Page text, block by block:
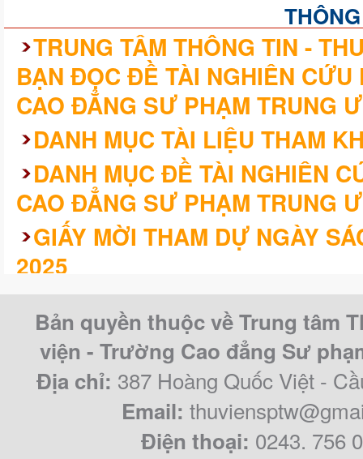
TRUNG TÂM THÔNG TIN -
BẠN ĐỌC ĐỀ TÀI NGHIÊN
CAO ĐẲNG SƯ PHẠM TRUNG
DANH MỤC TÀI LIỆU THAM
DANH MỤC ĐỀ TÀI NGHIÊN
CAO ĐẲNG SƯ PHẠM TRUNG
GIẤY MỜI THAM DỰ NGÀY
2025
CAO ĐẲNG SƯ PHẠM TRUNG
QUY KHÓA 2021 – 2024
Bản quyền thuộc về Trung tâm
viện - Trường Cao đẳng Sư
Địa chỉ: 387 Hoàng Quốc Việt -
Email:
Điện thoại: 0243. 756